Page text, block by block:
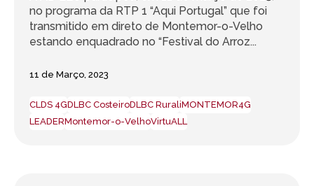
no programa da RTP 1 “Aqui Portugal” que foi
transmitido em direto de Montemor-o-Velho
estando enquadrado no “Festival do Arroz...
11 de Março, 2023
CLDS 4GDLBC CosteiroDLBC RuraliMONTEMOR4G
LEADERMontemor-o-VelhoVirtuALL